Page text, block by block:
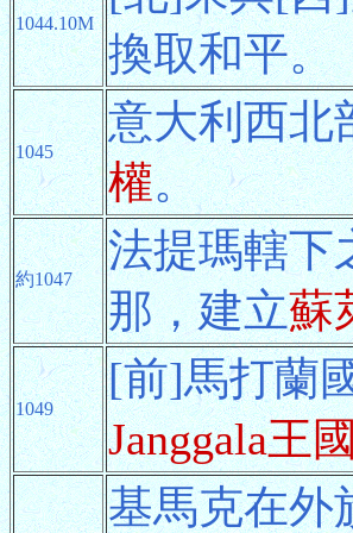
1044.10M
換取和平。
1045
意大利西北
權。
約1047
法提瑪轄下
那，建立蘇
1049
[前]馬打蘭
Janggala王
基馬克在外